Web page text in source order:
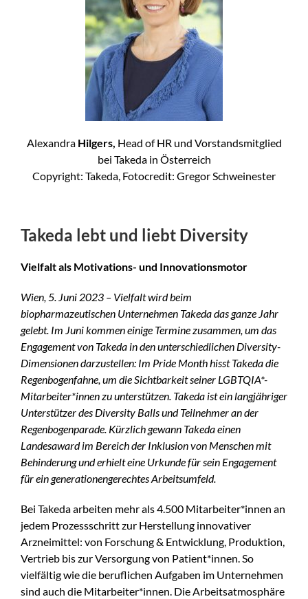
Alexandra Hilgers, Head of HR und Vorstandsmitglied
bei Takeda in Österreich
Copyright: Takeda, Fotocredit: Gregor Schweinester
Takeda lebt und liebt Diversity
Vielfalt als Motivations- und Innovationsmotor
Wien, 5. Juni 2023 – Vielfalt wird beim
biopharmazeutischen Unternehmen Takeda das ganze Jahr
gelebt. Im Juni kommen einige Termine zusammen, um das
Engagement von Takeda in den unterschiedlichen Diversity-
Dimensionen darzustellen: Im Pride Month hisst Takeda die
Regenbogenfahne, um die Sichtbarkeit seiner LGBTQIA*-
Mitarbeiter*innen zu unterstützen. Takeda ist ein langjähriger
Unterstützer des Diversity Balls und Teilnehmer an der
Regenbogenparade. Kürzlich gewann Takeda einen
Landesaward im Bereich der Inklusion von Menschen mit
Behinderung und erhielt eine Urkunde für sein Engagement
für ein generationengerechtes Arbeitsumfeld.
Bei Takeda arbeiten mehr als 4.500 Mitarbeiter*innen an
jedem Prozessschritt zur Herstellung innovativer
Arzneimittel: von Forschung & Entwicklung, Produktion,
Vertrieb bis zur Versorgung von Patient*innen. So
vielfältig wie die beruflichen Aufgaben im Unternehmen
sind auch die Mitarbeiter*innen. Die Arbeitsatmosphäre